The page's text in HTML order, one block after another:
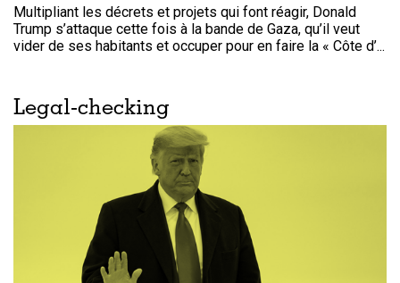
Multipliant les décrets et projets qui font réagir, Donald
Trump s’attaque cette fois à la bande de Gaza, qu’il veut
vider de ses habitants et occuper pour en faire la « Côte d’...
Legal-checking